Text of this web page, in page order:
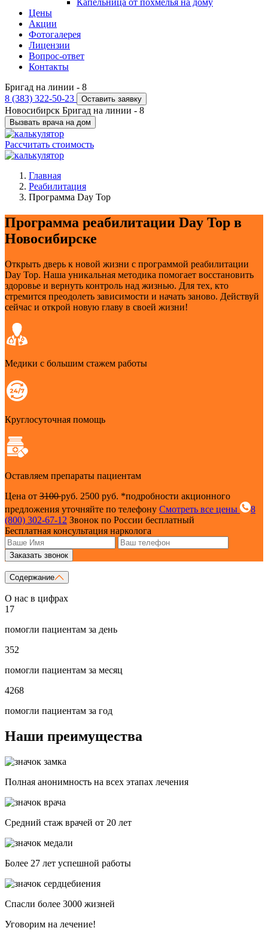
Капельница от похмелья на дому
Цены
Акции
Фотогалерея
Лицензии
Вопрос-ответ
Контакты
Бригад на линии - 8
8 (383) 322-50-23
Оставить заявку
Новосибирск Бригад на линии - 8
Вызвать врача на дом
Рассчитать стоимость
Главная
Реабилитация
Программа Day Top
Программа реабилитации Day Top в
Новосибирске
Открыть дверь к новой жизни с программой реабилитации
Day Top. Наша уникальная методика помогает восстановить
здоровье и вернуть контроль над жизнью. Для тех, кто
стремится преодолеть зависимости и начать заново. Действуй
сейчас и открой новую главу в своей жизни!
Медики с большим стажем работы
Круглосуточная помощь
Оставляем препараты пациентам
Цена от 3100руб. 2500 руб. *подробности акционного
предложения уточняйте по телефону Смотреть все цены
8
(800) 302-67-12 Звонок по России бесплатный
Бесплатная консультация нарколога
Заказать звонок
Содержание
О нас в цифрах
17
помогли пациентам за день
352
помогли пациентам за месяц
4268
помогли пациентам за год
Наши преимущества
Полная анонимность на всех этапах лечения
Средний стаж врачей от 20 лет
Более 27 лет успешной работы
Спасли более 3000 жизней
Уговорим на лечение!